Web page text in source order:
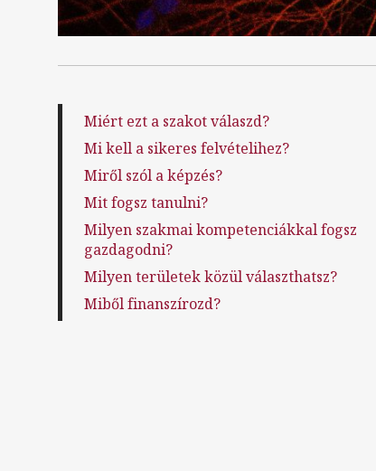
Miért ezt a szakot válaszd?
Mi kell a sikeres felvételihez?
Miről szól a képzés?
Mit fogsz tanulni?
Milyen szakmai kompetenciákkal fogsz
gazdagodni?
Milyen területek közül választhatsz?
Miből finanszírozd?